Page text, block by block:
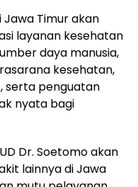
Jawa Timur akan
layanan kesehatan
daya manusia,
kesehatan,
serta penguatan
nyata bagi
Dr. Soetomo akan
lainnya di Jawa